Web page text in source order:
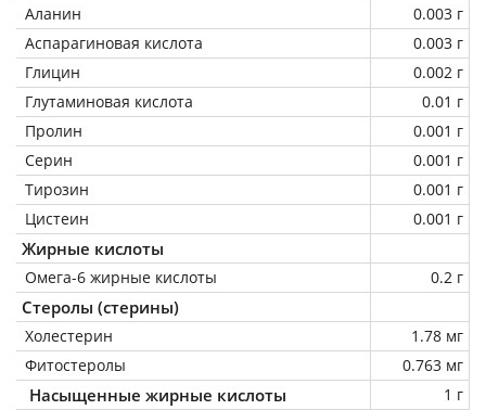
Аланин
0.003 г
Аспарагиновая кислота
0.003 г
Глицин
0.002 г
Глутаминовая кислота
0.01 г
Пролин
0.001 г
Серин
0.001 г
Тирозин
0.001 г
Цистеин
0.001 г
Жирные кислоты
Омега-6 жирные кислоты 0.2 г
Стеролы (стерины)
Холестерин
1.78 мг
Фитостеролы
0.763 мг
Насыщенные жирные кислоты
1 г